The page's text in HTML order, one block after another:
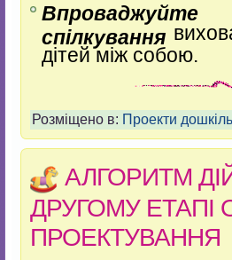
Впроваджуйте
спілкування
дітей між собою.
Розміщено в: Проекти
АЛГОРИТМ
ДРУГОМУ
ПРОЕКТУВАННЯ